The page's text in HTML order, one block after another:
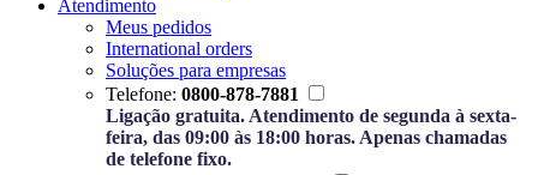
Atendimento
Meus pedidos
International orders
Soluções para empresas
Telefone: 0800-878-7881
Ligação gratuita. Atendimento de segunda à sexta-
feira, das 09:00 às 18:00 horas. Apenas chamadas
de telefone fixo.